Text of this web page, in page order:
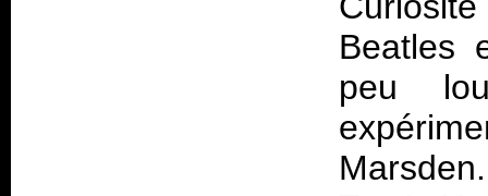
Beatles
peu